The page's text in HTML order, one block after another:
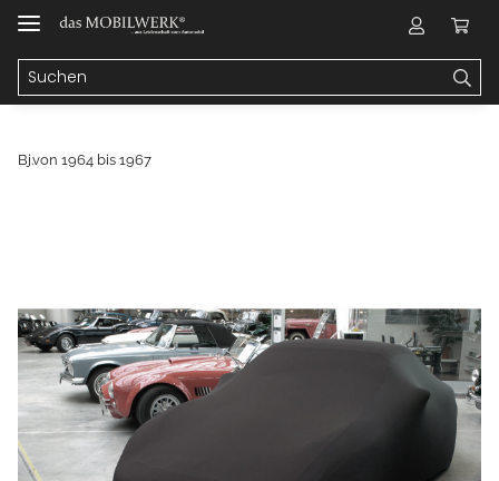
Bj.von 1964 bis 1967